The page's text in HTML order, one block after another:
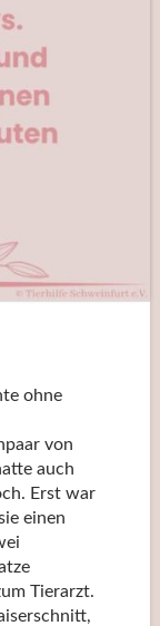
ohne
von
auch
Erst war
einen
Tierarzt.